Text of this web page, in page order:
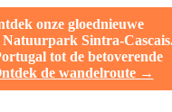
onze gloednieuwe
Sintra-
tot de betoverende
de wandelroute →